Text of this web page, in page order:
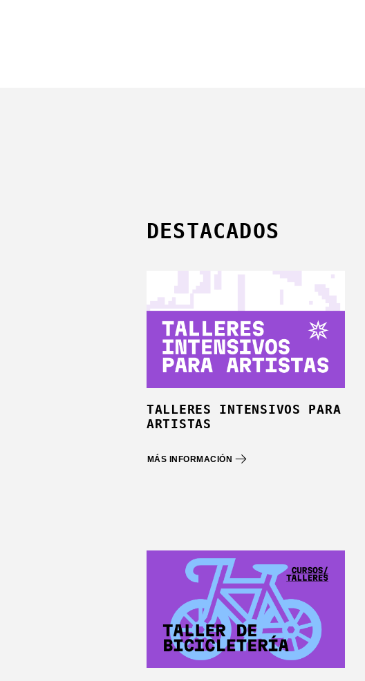
DESTACADOS
TALLERES INTENSIVOS PARA
ARTISTAS
MÁS INFORMACIÓN